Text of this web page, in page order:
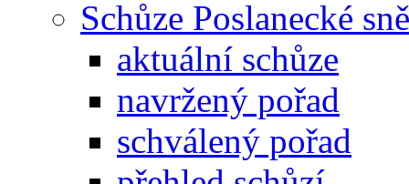
Schůze Poslanecké
aktuální schůze
navržený pořad
schválený pořad